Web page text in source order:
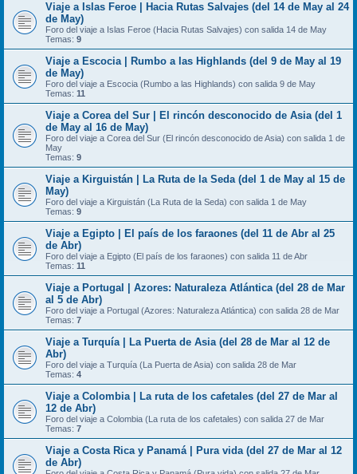
Viaje a Islas Feroe | Hacia Rutas Salvajes (del 14 de May al 24
de May)
Foro del viaje a Islas Feroe (Hacia Rutas Salvajes) con salida 14 de May
Temas: 9
Viaje a Escocia | Rumbo a las Highlands (del 9 de May al 19
de May)
Foro del viaje a Escocia (Rumbo a las Highlands) con salida 9 de May
Temas: 11
Viaje a Corea del Sur | El rincón desconocido de Asia (del 1
de May al 16 de May)
Foro del viaje a Corea del Sur (El rincón desconocido de Asia) con salida 1 de
May
Temas: 9
Viaje a Kirguistán | La Ruta de la Seda (del 1 de May al 15 de
May)
Foro del viaje a Kirguistán (La Ruta de la Seda) con salida 1 de May
Temas: 9
Viaje a Egipto | El país de los faraones (del 11 de Abr al 25
de Abr)
Foro del viaje a Egipto (El país de los faraones) con salida 11 de Abr
Temas: 11
Viaje a Portugal | Azores: Naturaleza Atlántica (del 28 de Mar
al 5 de Abr)
Foro del viaje a Portugal (Azores: Naturaleza Atlántica) con salida 28 de Mar
Temas: 7
Viaje a Turquía | La Puerta de Asia (del 28 de Mar al 12 de
Abr)
Foro del viaje a Turquía (La Puerta de Asia) con salida 28 de Mar
Temas: 4
Viaje a Colombia | La ruta de los cafetales (del 27 de Mar al
12 de Abr)
Foro del viaje a Colombia (La ruta de los cafetales) con salida 27 de Mar
Temas: 7
Viaje a Costa Rica y Panamá | Pura vida (del 27 de Mar al 12
de Abr)